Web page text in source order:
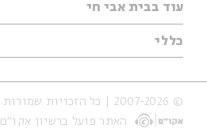
נוער
סדרות
אירועי עבר
אירועים בירושלים
מוזיקה
עיון
מיוחדים
עוד בבית אבי חי
תערוכות
מיוחדים
כללי
אודות
הצהרת נגישות
תנאי שימוש והצהרת פרטיות
© 2007-2026 | כל הזכויות שמורות לבית אבי חי
האתר פועל ברשיון אקו״ם